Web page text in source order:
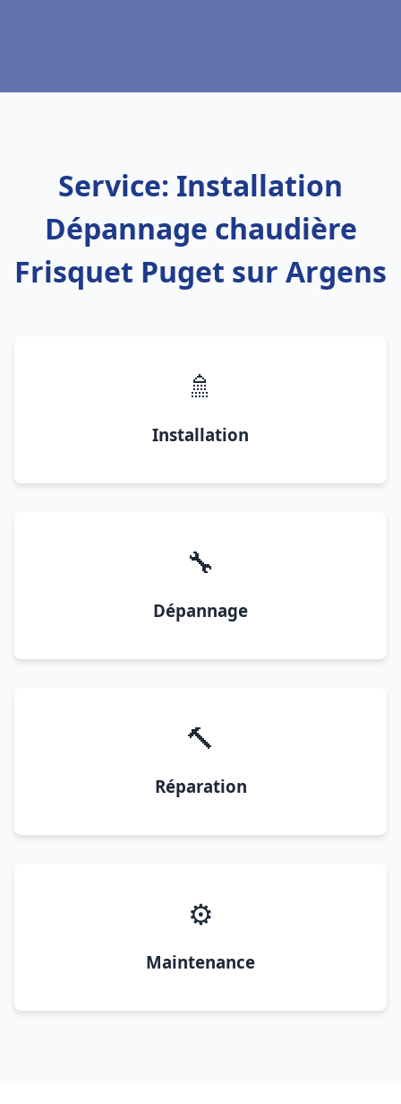
Service: Installation
Dépannage chaudière
Frisquet Puget sur Argens
🚿
Installation
🔧
Dépannage
🔨
Réparation
⚙️
Maintenance